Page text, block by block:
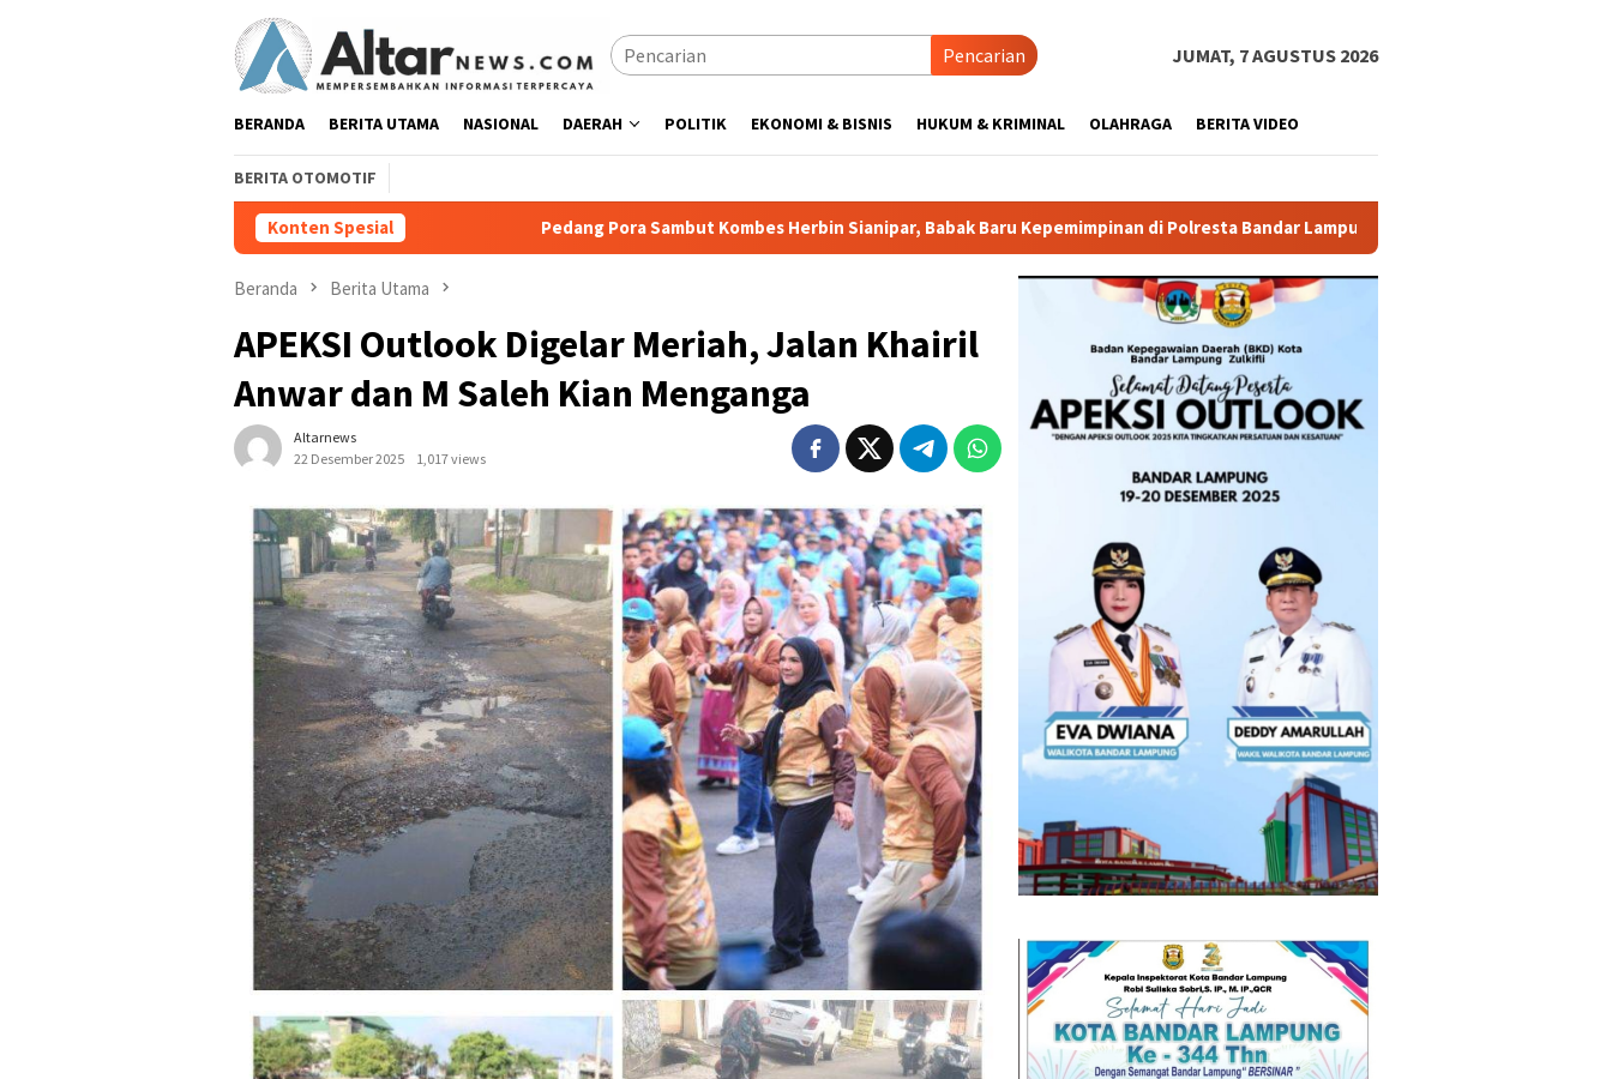
Pencarian JUMAT, 7 AGUSTUS 2026
BERANDA BERITA UTAMA NASIONAL DAERAH POLITIK EKONOMI & BISNIS HUKUM & KRIMINAL OLAHRAGA BERITA VIDEO
BERITA OTOMOTIF
Konten Spesial
Pedang Pora Sambut Kombes Herbin Sianipar, Babak Baru Kepemimpinan di Polresta Bandar Lampung Pemprov Lampung Buka PJJ SMA 2026, 29
Beranda Berita Utama
APEKSI Outlook Digelar Meriah, Jalan Khairil
Anwar dan M Saleh Kian Menganga
Altarnews
22 Desember 2025
1,017 views